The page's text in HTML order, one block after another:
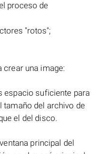
proceso de
"rotos";
crear una image:
espacio suficiente para
tamaño del archivo de
el del disco.
principal del